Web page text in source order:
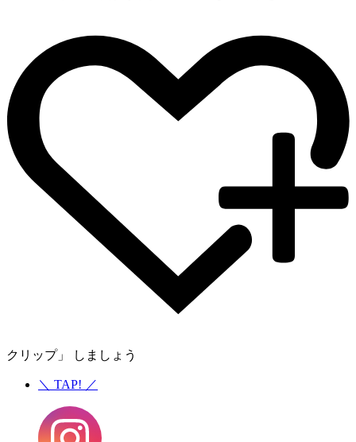
クリップ」 しましょう
＼ TAP! ／